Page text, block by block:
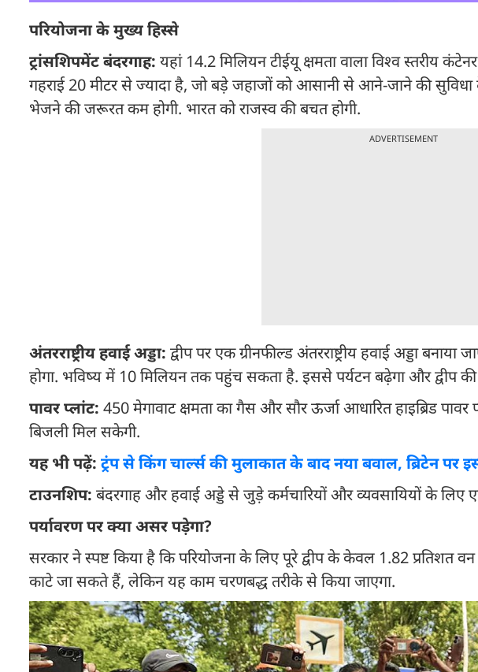
परियोजना के मुख्य हिस्से
ट्रांसशिपमेंट बंदरगाह: यहां 14.2 मिलियन टीईयू क्षमता वाला विश्व स्तरीय
गहराई 20 मीटर से ज्यादा है, जो बड़े जहाजों को आसानी से आने-जाने की सुविधा
भेजने की जरूरत कम होगी. भारत को राजस्व की बचत होगी.
ADVERTISEMENT
अंतरराष्ट्रीय हवाई अड्डा: द्वीप पर एक ग्रीनफील्ड अंतरराष्ट्रीय हवाई अड्डा
होगा. भविष्य में 10 मिलियन तक पहुंच सकता है. इससे पर्यटन बढ़ेगा और द्वीप की
पावर प्लांट: 450 मेगावाट क्षमता का गैस और सौर ऊर्जा आधारित हाइब्रिड
बिजली मिल सकेगी.
यह भी पढ़ें: ट्रंप से किंग चार्ल्स की मुलाकात के बाद नया बवाल, ब्रिटेन पर
टाउनशिप: बंदरगाह और हवाई अड्डे से जुड़े कर्मचारियों और व्यवसायियों के लिए
पर्यावरण पर क्या असर पड़ेगा?
सरकार ने स्पष्ट किया है कि परियोजना के लिए पूरे द्वीप के केवल 1.82 प्रतिशत
काटे जा सकते हैं, लेकिन यह काम चरणबद्ध तरीके से किया जाएगा.